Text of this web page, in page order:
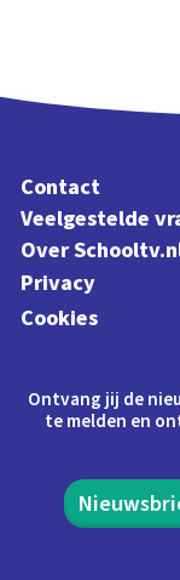
Contact
Veelgestelde
Over
Privacy
Cookies
Ontvang jij de
te melden en